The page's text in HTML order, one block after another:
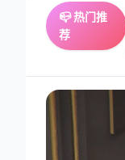
📪 热门推
荐